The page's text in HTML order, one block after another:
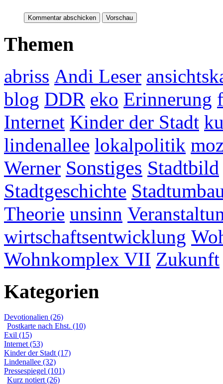
Themen
abriss Andi Leser
blog DDR eko Erinnerung
Internet Kinder der Stadt
lindenallee lokalpolitik
Werner Sonstiges Stadtbild
Stadtgeschichte
Theorie unsinn
wirtschaftsentwicklung
Wohnkomplex VII Zukunft
Kategorien
Devotionalien (26)
Postkarte nach Ehst. (10)
Exil (15)
Internet (53)
Kinder der Stadt (17)
Lindenallee (32)
Pressespiegel (101)
Kurz notiert (26)